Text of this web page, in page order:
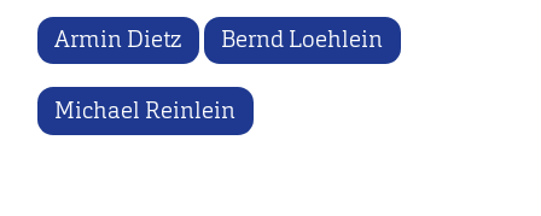
Armin Dietz Bernd Loehlein
Michael Reinlein